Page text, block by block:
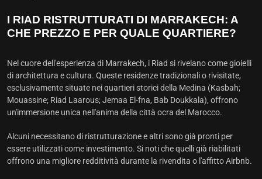
I RIAD RISTRUTTURATI DI MARRAKECH: A
CHE PREZZO E PER QUALE QUARTIERE?
Nel cuore dell'esperienza di Marrakech, i Riad si rivelano come gioielli
di architettura e cultura. Queste residenze tradizionali o rivisitate,
esclusivamente situate nei quartieri storici della Medina (Kasbah;
Mouassine; Riad Laarous; Jemaa El-fna, Bab Doukkala), offrono
un'immersione unica nell'anima della città ocra del Marocco.
Alcuni necessitano di ristrutturazione e altri sono già pronti per
essere utilizzati come investimento. Si noti che quelli già riabilitati
offrono una migliore redditività durante la rivendita o l'affitto Airbnb.